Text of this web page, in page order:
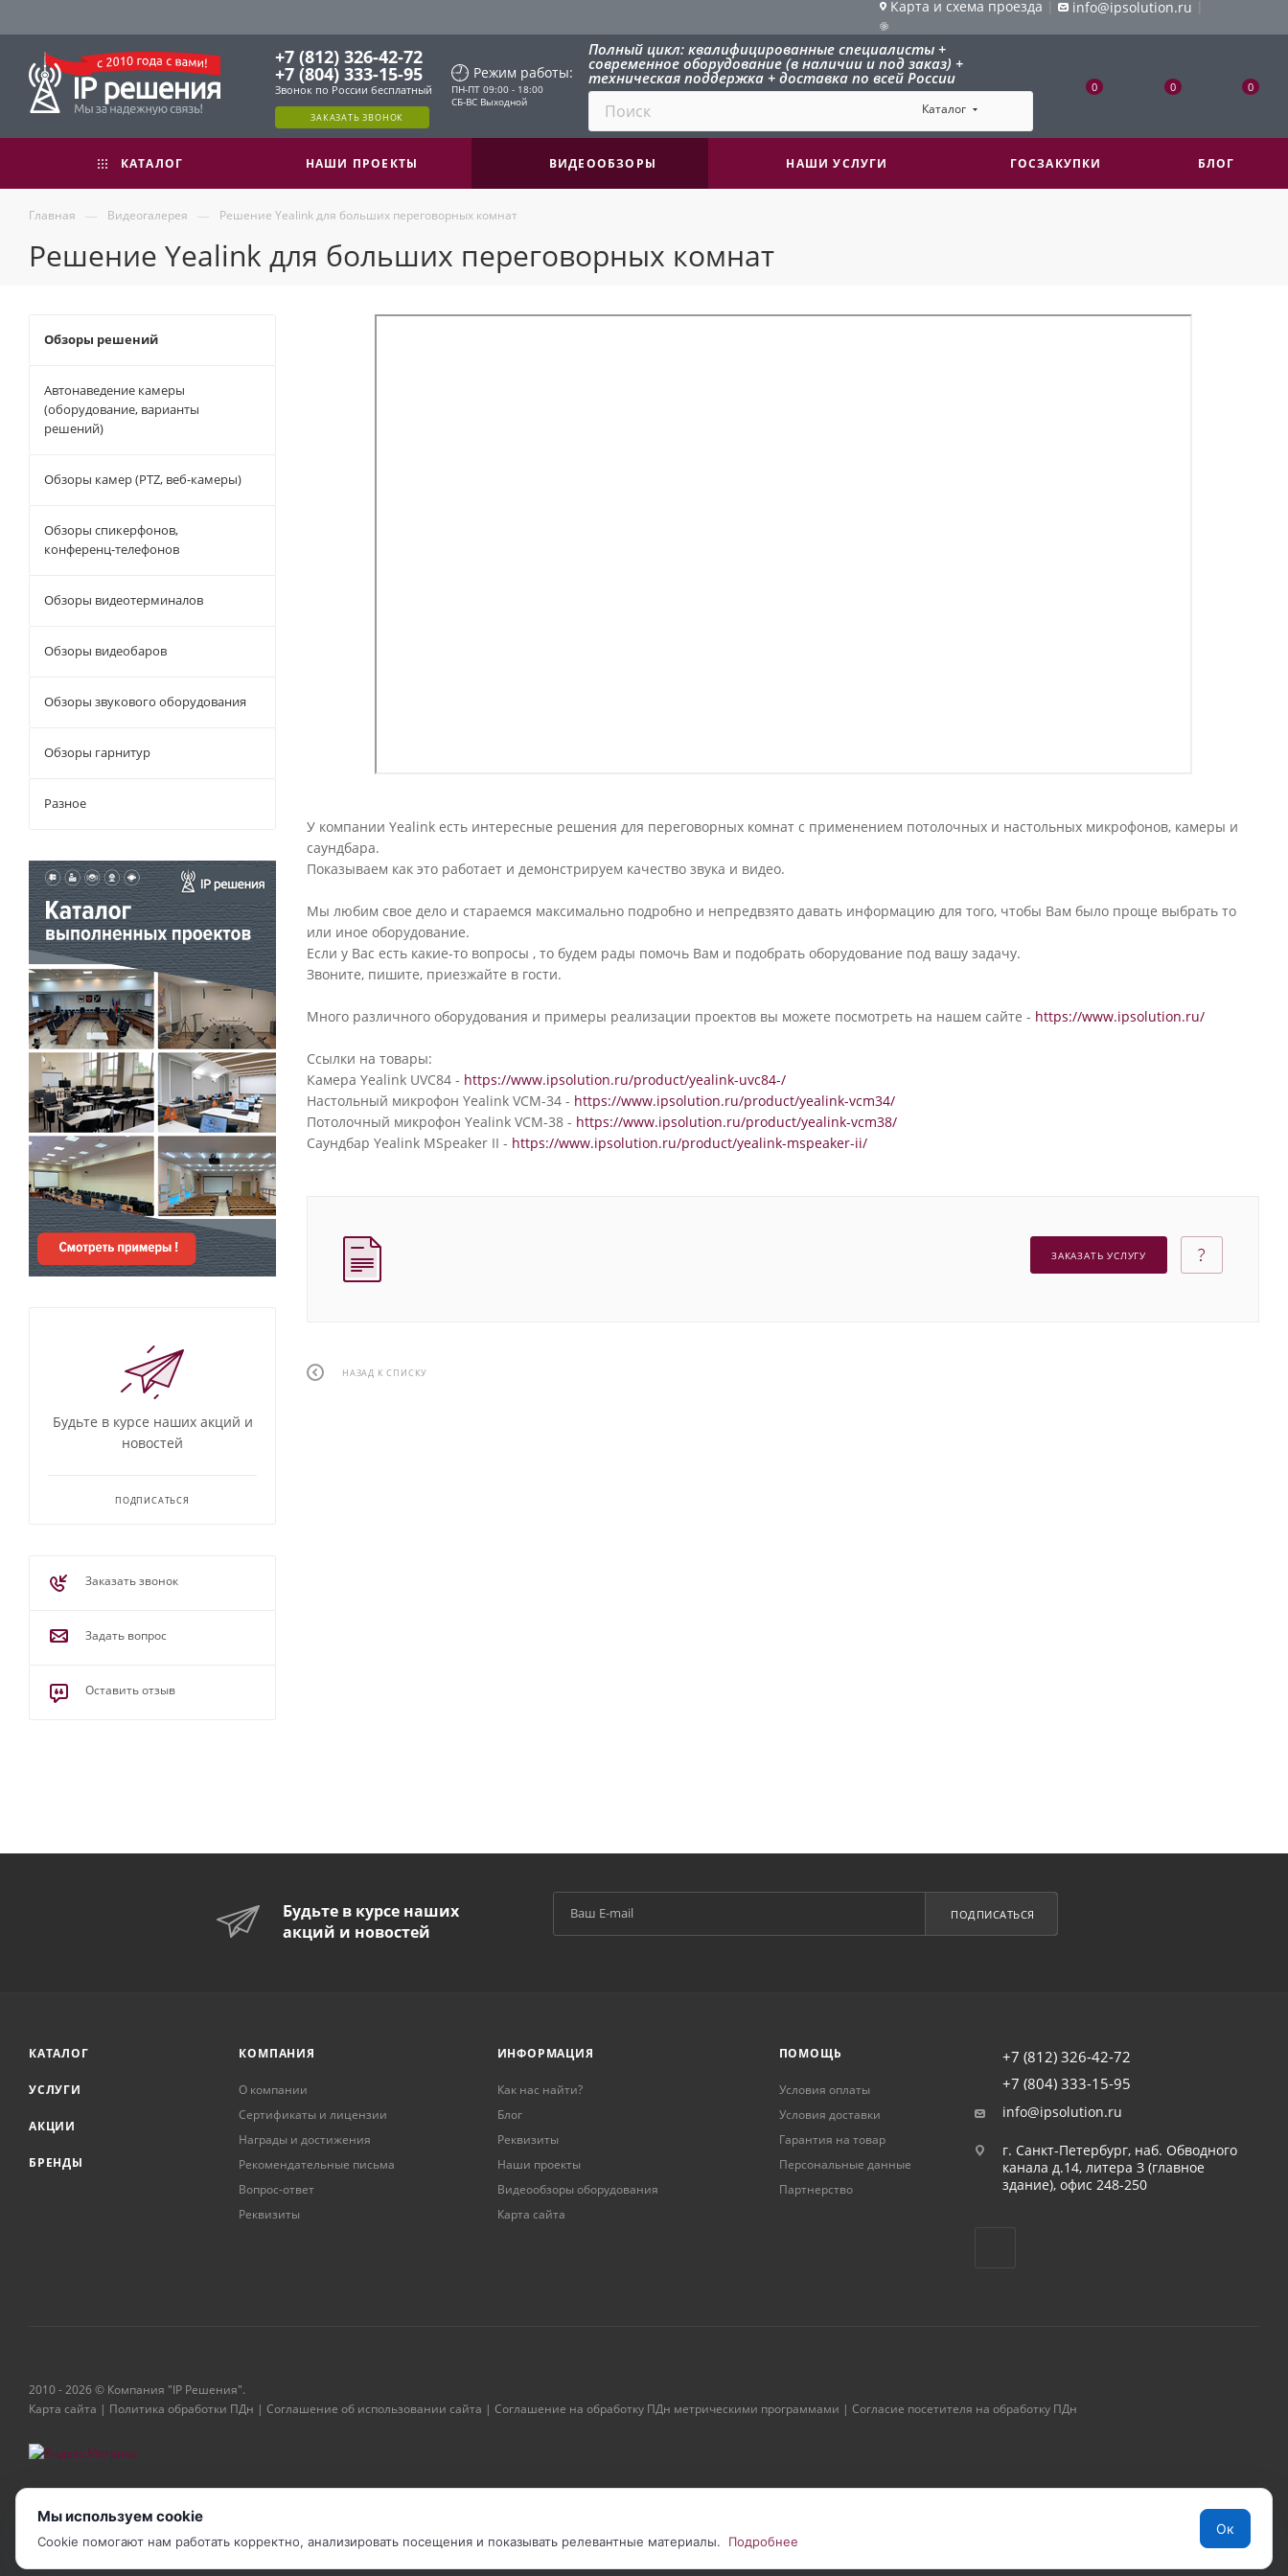
Карта и схема проезда | info@ipsolution.ru |
+7 (812) 326-42-72
+7 (804) 333-15-95
Звонок по России бесплатный
ЗАКАЗАТЬ ЗВОНОК
Режим работы:
ПН-ПТ 09:00 - 18:00
СБ-ВС Выходной
Полный цикл: квалифицированные специалисты +
современное оборудование (в наличии и под заказ) +
техническая поддержка + доставка по всей России
Каталог
0 0 0
КАТАЛОГ НАШИ ПРОЕКТЫ ВИДЕООБЗОРЫ НАШИ УСЛУГИ ГОСЗАКУПКИ БЛОГ
Главная — Видеогалерея — Решение Yealink для больших переговорных комнат
Решение Yealink для больших переговорных комнат
У компании Yealink есть интересные решения для переговорных комнат с применением потолочных и настольных микрофонов, камеры и
саундбара.
Показываем как это работает и демонстрируем качество звука и видео.
Мы любим свое дело и стараемся максимально подробно и непредвзято давать информацию для того, чтобы Вам было проще выбрать то
или иное оборудование.
Если у Вас есть какие-то вопросы , то будем рады помочь Вам и подобрать оборудование под вашу задачу.
Звоните, пишите, приезжайте в гости.
Много различного оборудования и примеры реализации проектов вы можете посмотреть на нашем сайте - https://www.ipsolution.ru/
Ссылки на товары:
Камера Yealink UVC84 - https://www.ipsolution.ru/product/yealink-uvc84-/
Настольный микрофон Yealink VCM-34 - https://www.ipsolution.ru/product/yealink-vcm34/
Потолочный микрофон Yealink VCM-38 - https://www.ipsolution.ru/product/yealink-vcm38/
Саундбар Yealink MSpeaker II - https://www.ipsolution.ru/product/yealink-mspeaker-ii/
ЗАКАЗАТЬ УСЛУГУ
НАЗАД К СПИСКУ
Обзоры решений
Автонаведение камеры
(оборудование, варианты
решений)
Обзоры камер (PTZ, веб-камеры)
Обзоры спикерфонов,
конференц-телефонов
Обзоры видеотерминалов
Обзоры видеобаров
Обзоры звукового оборудования
Обзоры гарнитур
Разное
Будьте в курсе наших акций и
новостей
ПОДПИСАТЬСЯ
Заказать звонок
Задать вопрос
Оставить отзыв
Будьте в курсе наших
акций и новостей
ПОДПИСАТЬСЯ
КАТАЛОГ
УСЛУГИ
АКЦИИ
БРЕНДЫ
КОМПАНИЯ
О компании
Сертификаты и лицензии
Награды и достижения
Рекомендательные письма
Вопрос-ответ
Реквизиты
ИНФОРМАЦИЯ
Как нас найти?
Блог
Реквизиты
Наши проекты
Видеообзоры оборудования
Карта сайта
ПОМОЩЬ
Условия оплаты
Условия доставки
Гарантия на товар
Персональные данные
Партнерство
+7 (812) 326-42-72
+7 (804) 333-15-95
info@ipsolution.ru
г. Санкт-Петербург, наб. Обводного
канала д.14, литера З (главное
здание), офис 248-250
2010 - 2026 © Компания "IP Решения".
Карта сайта | Политика обработки ПДн | Соглашение об использовании сайта | Соглашение на обработку ПДн метрическими программами | Согласие посетителя на обработку ПДн
Мы используем cookie
Cookie помогают нам работать корректно, анализировать посещения и показывать релевантные материалы. Подробнее
Ок